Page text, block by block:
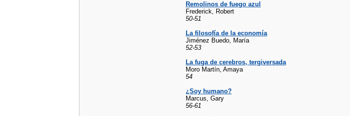
Remolinos de fuego azul
Frederick, Robert
50-51
La filosofía de la economía
Jiménez Buedo, María
52-53
La fuga de cerebros, tergiversada
Moro Martín, Amaya
54
¿Soy humano?
Marcus, Gary
56-61